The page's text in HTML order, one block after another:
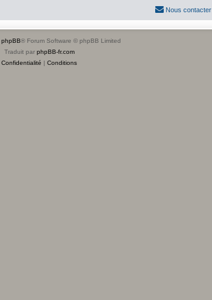
Nous contacter
phpBB® Forum Software © phpBB Limited
Traduit par phpBB-fr.com
Confidentialité | Conditions